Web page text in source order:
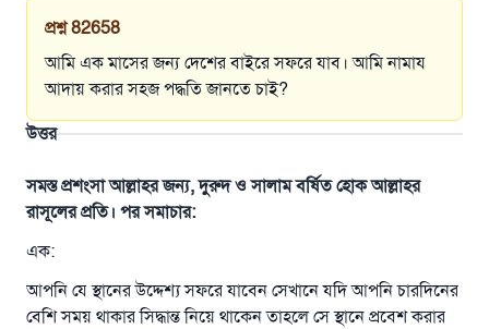
প্রশ্ন 82658
আমি এক মাসের জন্য দেশের বাইরে সফরে যাব। আমি নামায
আদায় করার সহজ পদ্ধতি জানতে চাই?
উত্তর
সমস্ত প্রশংসা আল্লাহর জন্য, দুরুদ ও সালাম বর্ষিত হোক আল্লাহর
রাসূলের প্রতি। পর সমাচার:
এক:
আপনি যে স্থানের উদ্দেশ্য সফরে যাবেন সেখানে যদি আপনি চারদিনের
বেশি সময় থাকার সিদ্ধান্ত নিয়ে থাকেন তাহলে সে স্থানে প্রবেশ করার